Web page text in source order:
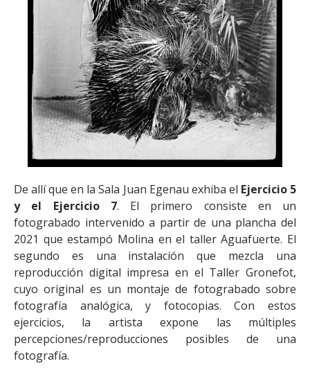
De allí que en la Sala Juan Egenau exhiba el Ejercicio 5
y el Ejercicio 7. El primero consiste en un
fotograbado intervenido a partir de una plancha del
2021 que estampó Molina en el taller Aguafuerte. El
segundo es una instalación que mezcla una
reproducción digital impresa en el Taller Gronefot,
cuyo original es un montaje de fotograbado sobre
fotografía analógica, y fotocopias. Con estos
ejercicios, la artista expone las múltiples
percepciones/reproducciones posibles de una
fotografía.